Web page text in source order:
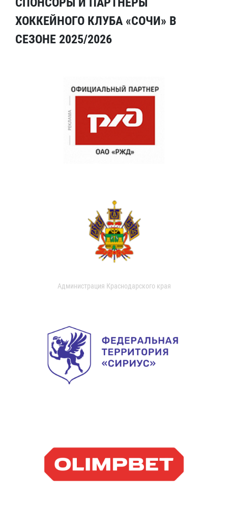
ХОККЕЙНОГО КЛУБА «СОЧИ» В
СЕЗОНЕ 2025/2026
Администрация Краснодарского края